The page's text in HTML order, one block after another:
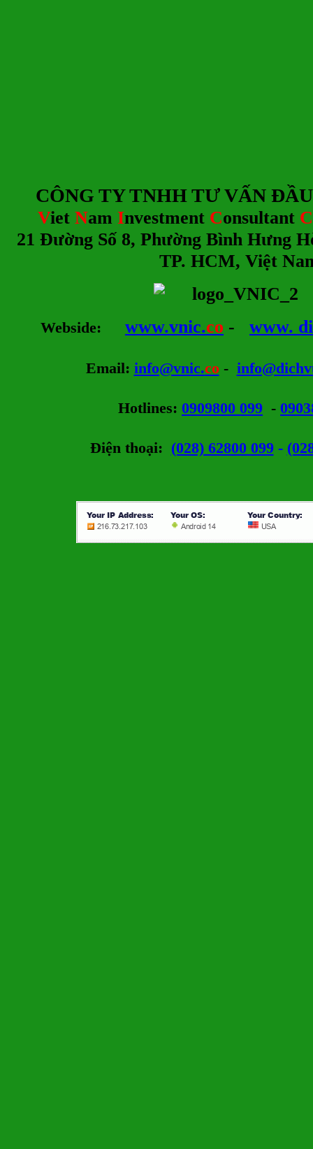
CÔNG TY TNHH TƯVẤN
Viet Nam Investment Consultant
21 Đường Số 8, Phường Bình Hưng
TP. HCM, Việt
Webside: www.vnic.co - www.
Email: info@vnic.co-
Hotlines: 0909800 099 -
Điện thoại: (028) 62800 099-